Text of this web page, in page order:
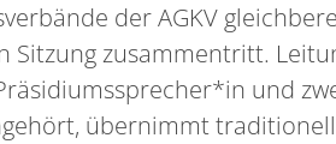
der AGKV
zusammentritt.
und
übernimmt traditionell